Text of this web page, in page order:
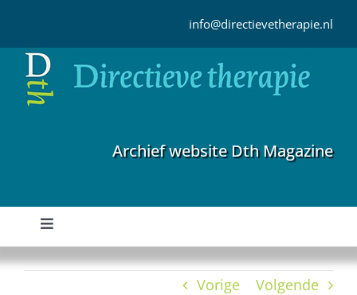
inhoud
info@directievetherapie.nl
Archief website Dth Magazine
Toggle
Navigation
Home
Vorige Volgende